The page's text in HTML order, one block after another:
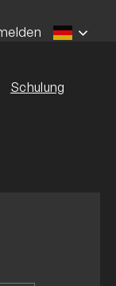
Schulung